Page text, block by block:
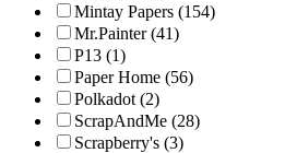
Mintay Papers (154)
Mr.Painter (41)
P13 (1)
Paper Home (56)
Polkadot (2)
ScrapAndMe (28)
Scrapberry's (3)